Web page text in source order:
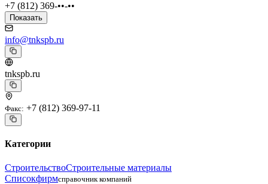
+7 (812) 369-••-••
Показать
info@tnkspb.ru
tnkspb.ru
Факс: +7 (812) 369-97-11
Категории
СтроительствоСтроительные материалы
Списокфирмсправочник компаний